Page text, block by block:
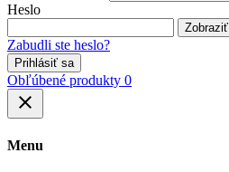
Heslo
Zobraziť
Zabudli ste heslo?
Prihlásiť sa
Obľúbené produkty 0
close
Menu